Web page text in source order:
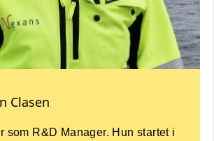
Clasen
som R&D Manager. Hun startet i